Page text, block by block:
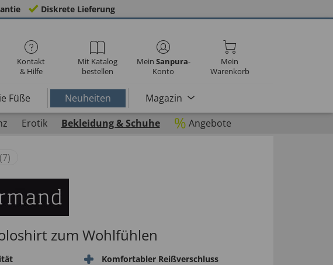
Diskrete Lieferung
Kontakt
& Hilfe
Mit Katalog
bestellen
Mein Sanpura-
Konto
Mein
Warenkorb
Füße Neuheiten
Magazin
Erotik Bekleidung & Schuhe % Angebote
(7)
zum Wohlfühlen
Komfortabler Reißverschluss